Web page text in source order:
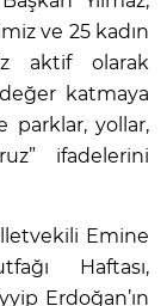
ve 25 kadın
aktif olarak
katmaya
parklar, yollar,
ifadelerini
Emine
Haftası,
Erdoğan’ın